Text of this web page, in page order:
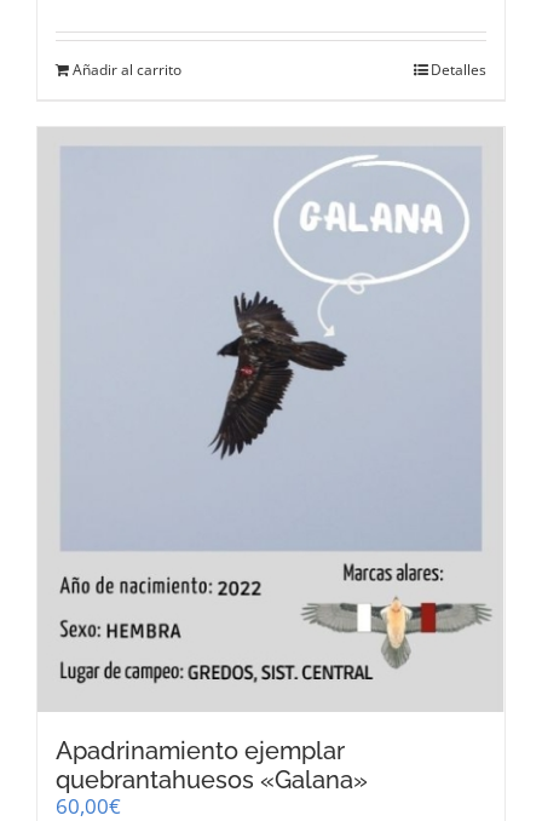
Añadir al carrito Detalles
Apadrinamiento ejemplar
quebrantahuesos «Galana»
60,00€